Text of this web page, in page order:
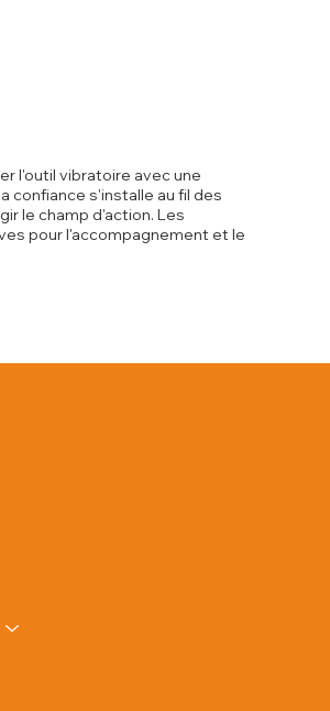
l'outil vibratoire avec une
confiance s'installe au fil des
le champ d'action. Les
pour l'accompagnement et le